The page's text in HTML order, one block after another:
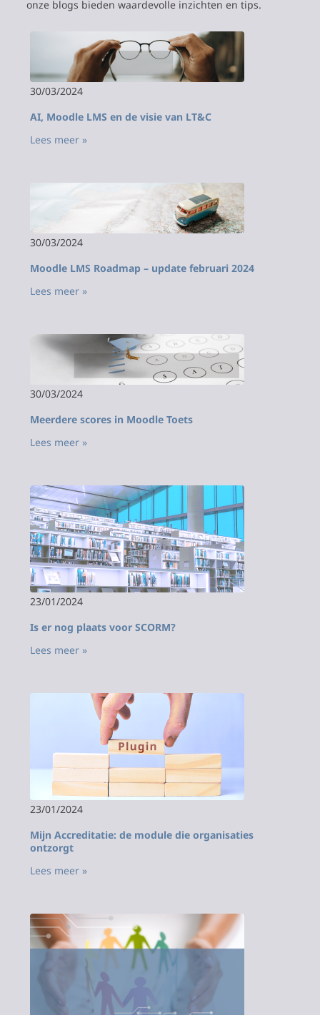
onze blogs bieden waardevolle inzichten en tips.
30/03/2024
AI, Moodle LMS en de visie van LT&C
Lees meer »
30/03/2024
Moodle LMS Roadmap – update februari 2024
Lees meer »
30/03/2024
Meerdere scores in Moodle Toets
Lees meer »
23/01/2024
Is er nog plaats voor SCORM?
Lees meer »
23/01/2024
Mijn Accreditatie: de module die organisaties
ontzorgt
Lees meer »